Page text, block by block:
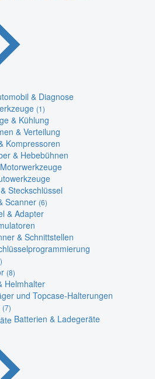
& Diagnose
(1)
& Kühlung
& Verteilung
Kompressoren
& Hebebühnen
Steckschlüssel
Scanner (6)
& Adapter
& Schnittstellen
(8)
Helmhalter
und Topcase-Halterungen
(7)
Batterien & Ladegeräte